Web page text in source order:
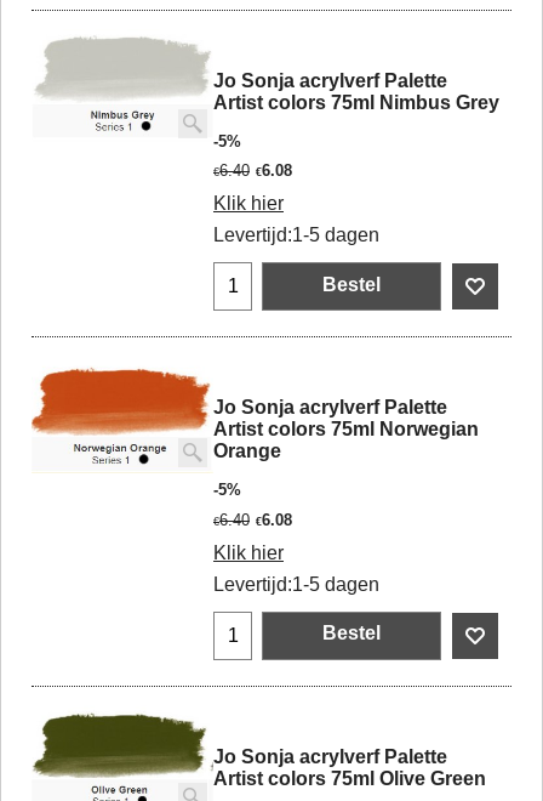
Jo Sonja acrylverf Palette
Artist colors 75ml Nimbus Grey
-5%
€6.40 €6.08
Klik hier
Levertijd:1-5 dagen
Bestel
Jo Sonja acrylverf Palette
Artist colors 75ml Norwegian
Orange
-5%
€6.40 €6.08
Klik hier
Levertijd:1-5 dagen
Bestel
Jo Sonja acrylverf Palette
Artist colors 75ml Olive Green